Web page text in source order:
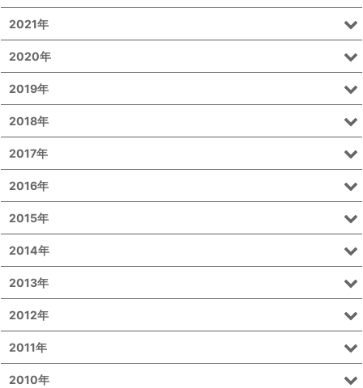
2021年
2020年
2019年
2018年
2017年
2016年
2015年
2014年
2013年
2012年
2011年
2010年